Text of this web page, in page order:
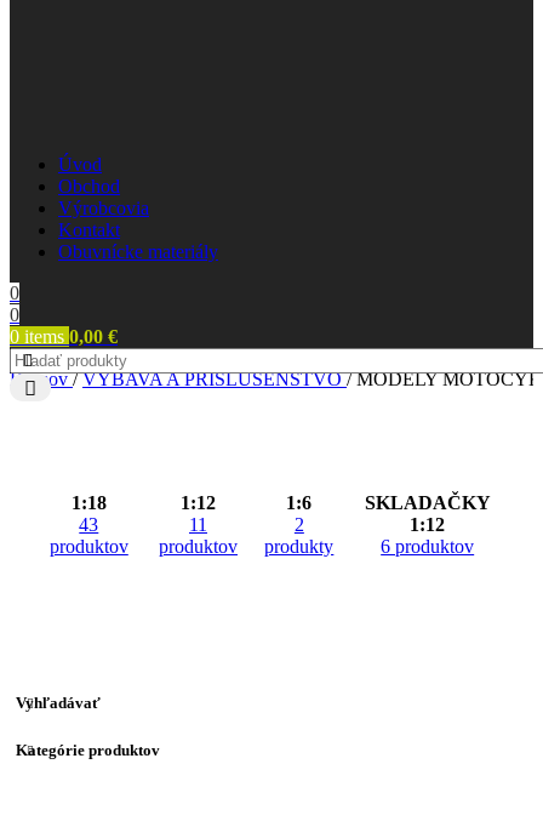
Úvod
Obchod
Výrobcovia
Kontakt
Obuvnícke materiály
0
0
0 items 0,00 €
Domov/ VÝBAVA A PRÍSLUŠENSTVO/ MODELY
1:18
43
produktov
1:12
11
produktov
1:6
2
produkty
SKLADAČKY
1:12
6 produktov
Vyhľadávať
Kategórie produktov